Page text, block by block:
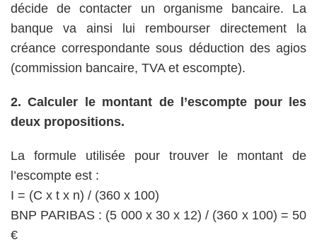
décide de contacter un organisme bancaire. La
banque va ainsi lui rembourser directement la
créance correspondante sous déduction des agios
(commission bancaire, TVA et escompte).
2. Calculer le montant de l’escompte pour les
deux propositions.
La formule utilisée pour trouver le montant de
l’escompte est :
I = (C x t x n) / (360 x 100)
BNP PARIBAS : (5 000 x 30 x 12) / (360 x 100) = 50
€